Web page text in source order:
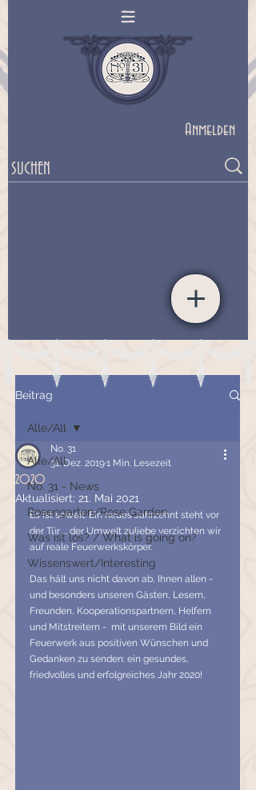
Anmelden
Beitrag
Alle/All
No. 31 - News
Rosengarten/Rose Garden
Was ist los? / What is going on?
Wissenswert/Interesting
Alle/All
2020
No. 31
31. Dez. 20191 Min. Lesezeit
Aktualisiert: 21. Mai 2021
Es ist soweit. Ein neues Jahrzehnt steht vor
der Tür ... der Umwelt zuliebe verzichten wir
auf reale Feuerwerkskörper.
Das hält uns nicht davon ab, Ihnen allen -
und besonders unseren Gästen, Lesern,
Freunden, Kooperationspartnern, Helfern
und Mitstreitern -  mit unserem Bild ein
Feuerwerk aus positiven Wünschen und
Gedanken zu senden: ein gesundes,
friedvolles und erfolgreiches Jahr 2020!